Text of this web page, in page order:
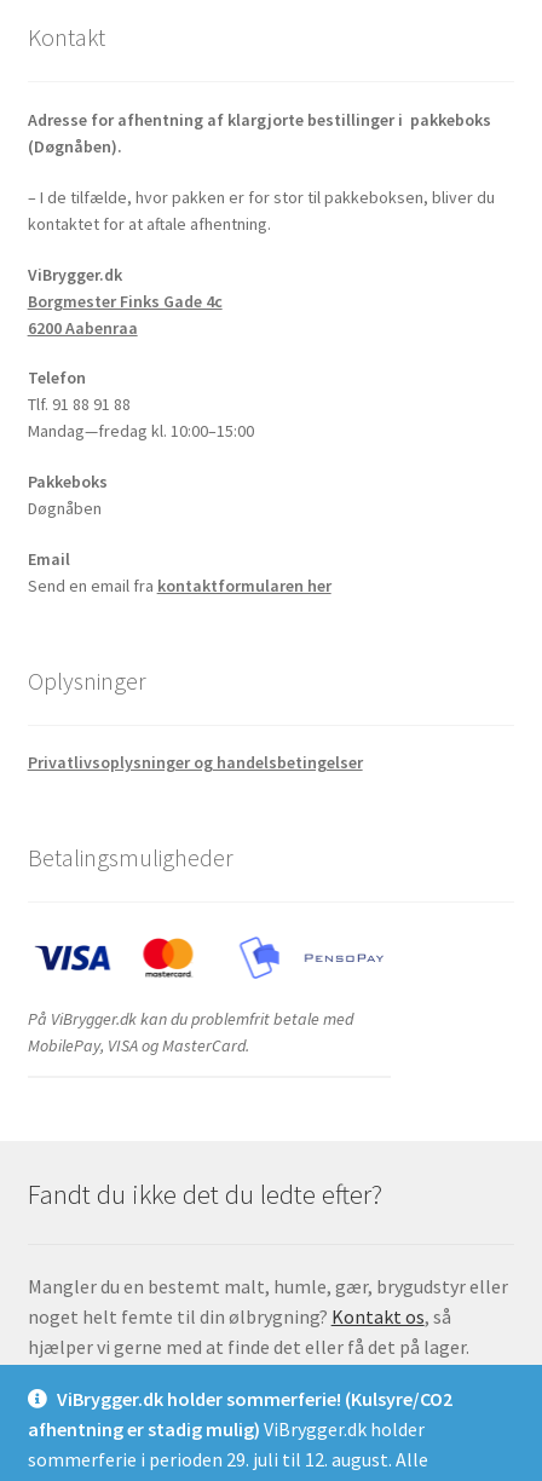
ViBrygger.dk holder sommerferie! (Kulsyre/CO2
afhentning er stadig mulig) ViBrygger.dk holder
sommerferie i perioden 29. juli til 12. august. Alle
Kontakt
Adresse for afhentning af klargjorte bestillinger i pakkeboks
(Døgnåben).
– I de tilfælde, hvor pakken er for stor til pakkeboksen, bliver du
kontaktet for at aftale afhentning.
ViBrygger.dk
Borgmester Finks Gade 4c
6200 Aabenraa
Telefon
Tlf. 91 88 91 88
Mandag—fredag kl. 10:00–15:00
Pakkeboks
Døgnåben
Email
Send en email fra kontaktformularen her
Oplysninger
Privatlivsoplysninger og handelsbetingelser
Betalingsmuligheder
På ViBrygger.dk kan du problemfrit betale med
MobilePay, VISA og MasterCard.
Fandt du ikke det du ledte efter?
Mangler du en bestemt malt, humle, gær, brygudstyr eller
noget helt femte til din ølbrygning? Kontakt os, så
hjælper vi gerne med at finde det eller få det på lager.